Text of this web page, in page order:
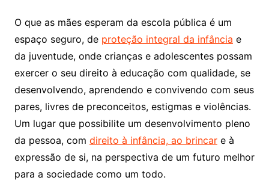
O que as mães esperam da escola pública é um
espaço seguro, de proteção integral da infância e
da juventude, onde crianças e adolescentes possam
exercer o seu direito à educação com qualidade, se
desenvolvendo, aprendendo e convivendo com seus
pares, livres de preconceitos, estigmas e violências.
Um lugar que possibilite um desenvolvimento pleno
da pessoa, com direito à infância, ao brincare à
expressão de si, na perspectiva de um futuro melhor
para a sociedade como um todo.